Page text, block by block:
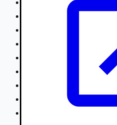
Nákladné vozidlá nad
Vodné/Snežné skútre,
Poľnohospodárske